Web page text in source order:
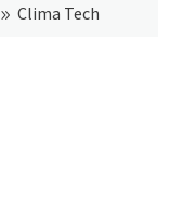
9 Clima Tech